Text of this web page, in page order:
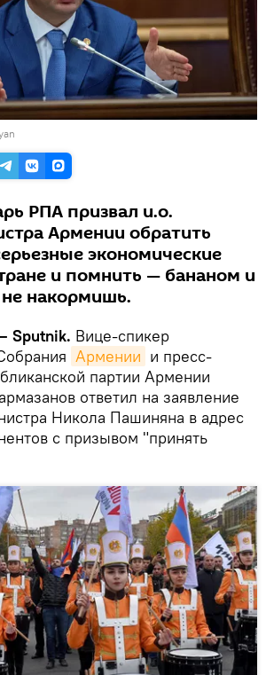
РПА призвал и.о.
Армении обратить
экономические
и помнить — бананом и
накормишь.
Sputnik. Вице-спикер
Армении и пресс-
партии Армении
ответил на заявление
Никола Пашиняна в адрес
с призывом "принять